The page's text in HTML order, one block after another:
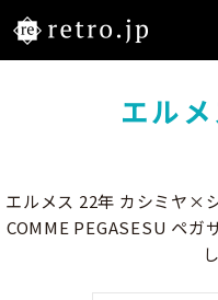
エル
エルメス 22年 カシミヤ×
COMME PEGASESU ペガ